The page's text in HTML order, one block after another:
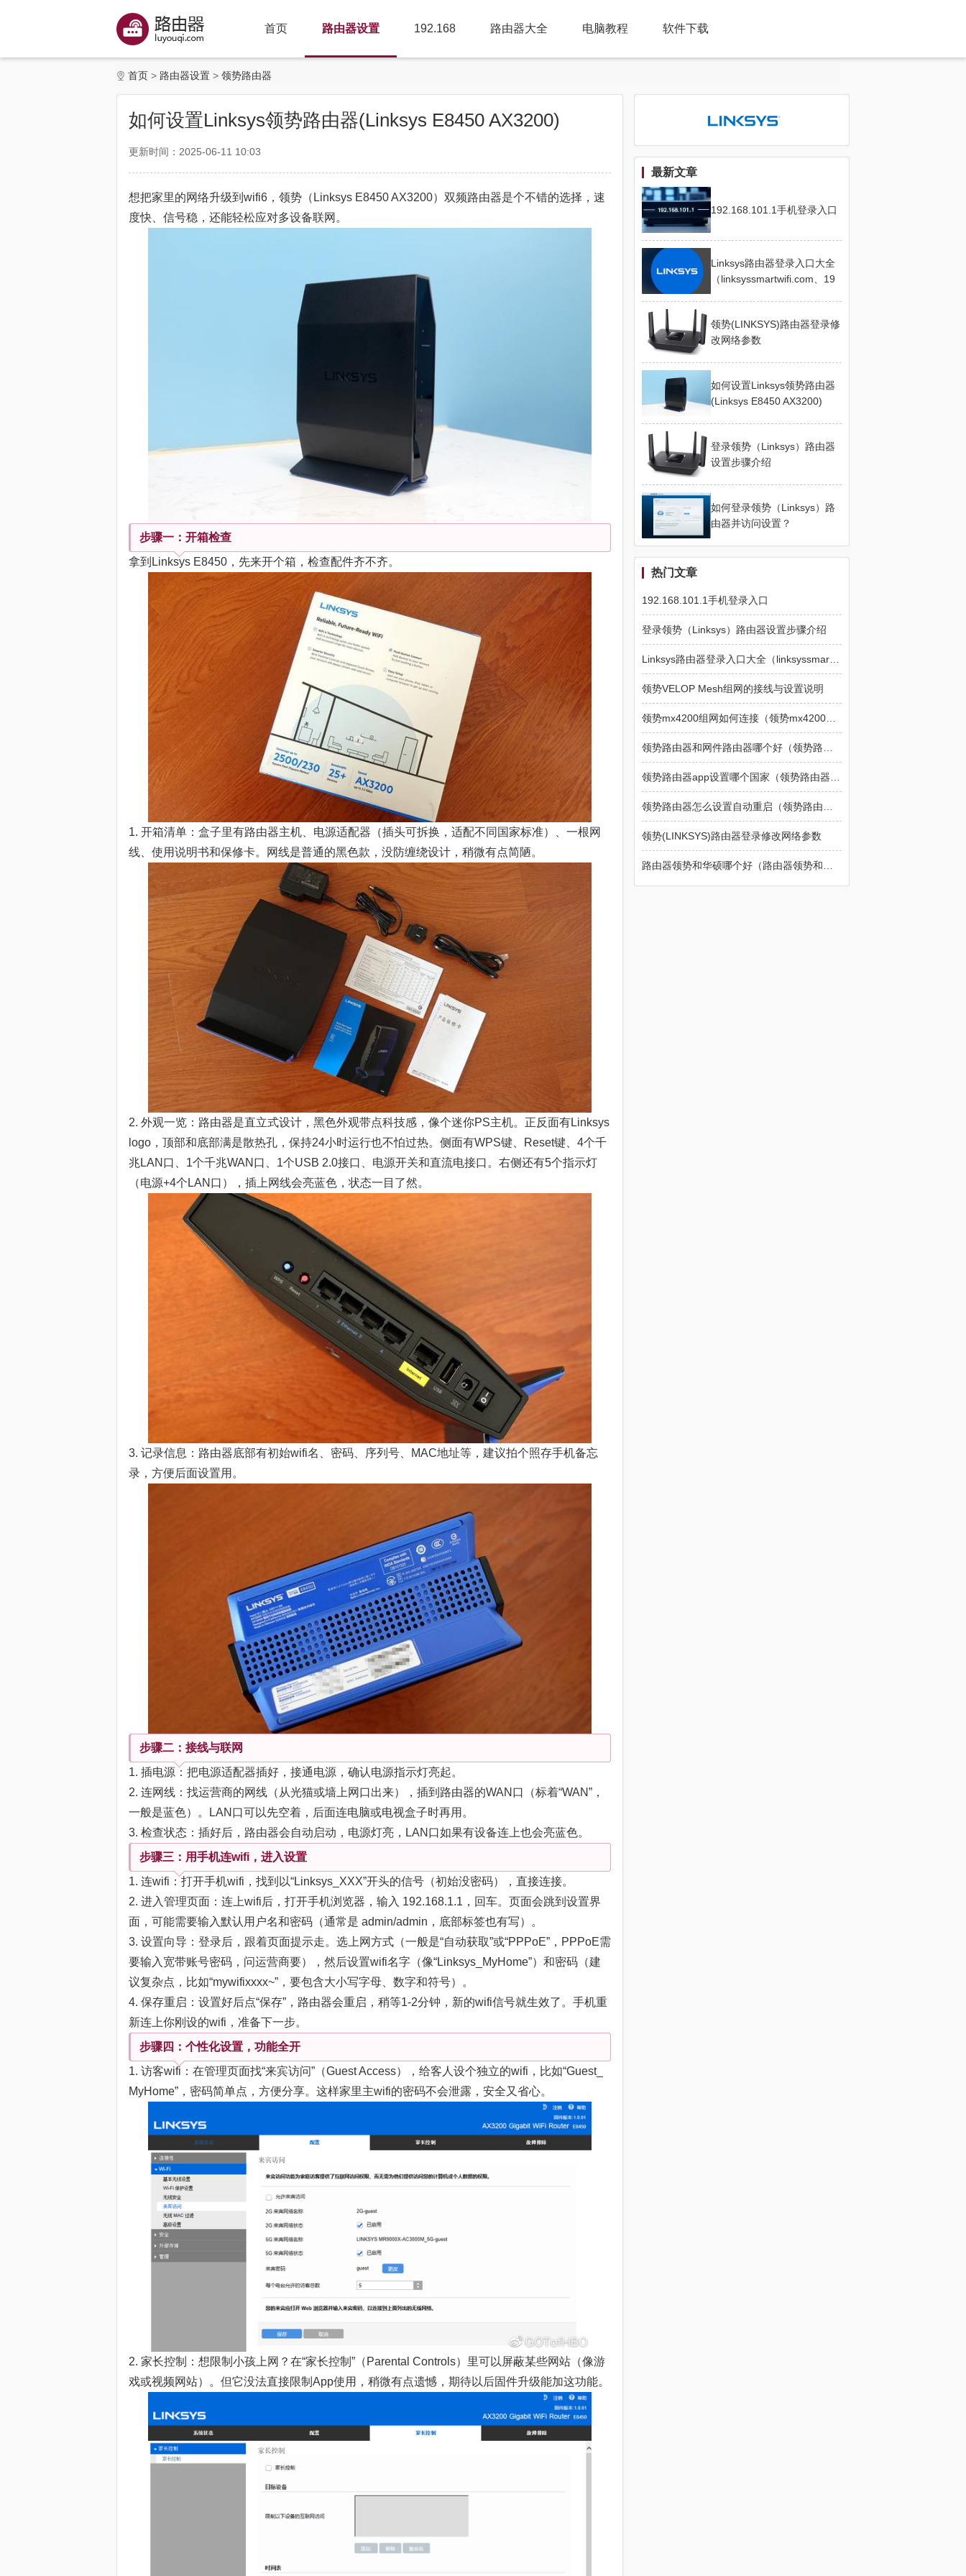
首页 路由器设置 192.168 路由器大全 电脑教程 软件下载
首页 路由器设置 领势路由器
如何设置Linksys领势路由器(Linksys E8450 AX3200)
更新时间：2025-06-11 10:03
想把家里的网络升级到wifi6，领势（Linksys E8450 AX3200）双频路由器是个不错的选择，速
度快、信号稳，还能轻松应对多设备联网。
步骤一：开箱检查
拿到Linksys E8450，先来开个箱，检查配件齐不齐。
1. 开箱清单：盒子里有路由器主机、电源适配器（插头可拆换，适配不同国家标准）、一根网
线、使用说明书和保修卡。网线是普通的黑色款，没防缠绕设计，稍微有点简陋。
2. 外观一览：路由器是直立式设计，黑色外观带点科技感，像个迷你PS主机。正反面有Linksys
logo，顶部和底部满是散热孔，保持24小时运行也不怕过热。侧面有WPS键、Reset键、4个千
兆LAN口、1个千兆WAN口、1个USB 2.0接口、电源开关和直流电接口。右侧还有5个指示灯
（电源+4个LAN口），插上网线会亮蓝色，状态一目了然。
3. 记录信息：路由器底部有初始wifi名、密码、序列号、MAC地址等，建议拍个照存手机备忘
录，方便后面设置用。
步骤二：接线与联网
1. 插电源：把电源适配器插好，接通电源，确认电源指示灯亮起。
2. 连网线：找运营商的网线（从光猫或墙上网口出来），插到路由器的WAN口（标着“WAN”，
一般是蓝色）。LAN口可以先空着，后面连电脑或电视盒子时再用。
3. 检查状态：插好后，路由器会自动启动，电源灯亮，LAN口如果有设备连上也会亮蓝色。
步骤三：用手机连wifi，进入设置
1. 连wifi：打开手机wifi，找到以“Linksys_XXX”开头的信号（初始没密码），直接连接。
2. 进入管理页面：连上wifi后，打开手机浏览器，输入 192.168.1.1，回车。页面会跳到设置界
面，可能需要输入默认用户名和密码（通常是 admin/admin，底部标签也有写）。
3. 设置向导：登录后，跟着页面提示走。选上网方式（一般是“自动获取”或“PPPoE”，PPPoE需
要输入宽带账号密码，问运营商要），然后设置wifi名字（像“Linksys_MyHome”）和密码（建
议复杂点，比如“mywifixxxx~”，要包含大小写字母、数字和符号）。
4. 保存重启：设置好后点“保存”，路由器会重启，稍等1-2分钟，新的wifi信号就生效了。手机重
新连上你刚设的wifi，准备下一步。
步骤四：个性化设置，功能全开
1. 访客wifi：在管理页面找“来宾访问”（Guest Access），给客人设个独立的wifi，比如“Guest_
MyHome”，密码简单点，方便分享。这样家里主wifi的密码不会泄露，安全又省心。
2. 家长控制：想限制小孩上网？在“家长控制”（Parental Controls）里可以屏蔽某些网站（像游
戏或视频网站）。但它没法直接限制App使用，稍微有点遗憾，期待以后固件升级能加这功能。
最新文章
192.168.101.1手机登录入口
Linksys路由器登录入口大全
（linksyssmartwifi.com、19
领势(LINKSYS)路由器登录修
改网络参数
如何设置Linksys领势路由器
(Linksys E8450 AX3200)
登录领势（Linksys）路由器
设置步骤介绍
如何登录领势（Linksys）路
由器并访问设置？
热门文章
192.168.101.1手机登录入口
登录领势（Linksys）路由器设置步骤介绍
领势VELOP Mesh组网的接线与设置说明
领势(LINKSYS)路由器登录修改网络参数